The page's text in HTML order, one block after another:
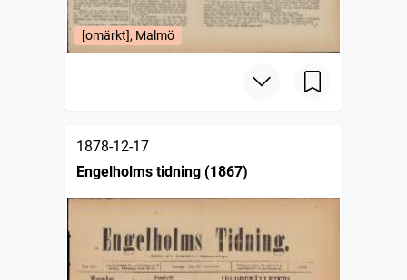
[omärkt], Malmö
1878-12-17
Engelholms tidning (1867)